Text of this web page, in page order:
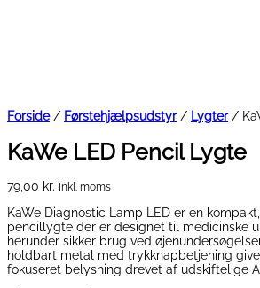
Forside/ Førstehjælpsudstyr/ Lygter/
KaWe LED Pencil Lygte
79,00 kr. Inkl. moms
KaWe Diagnostic Lamp LED er en
pencillygte der er designet til medicinske
herunder sikker brug ved
holdbart metal med trykknapbetjening
fokuseret belysning drevet af udskiftelige